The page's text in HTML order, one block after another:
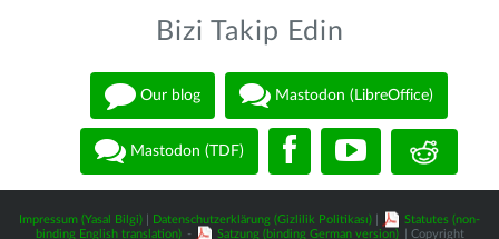
Bizi Takip Edin
Our blog Mastodon (LibreOffice)
Mastodon (TDF)
Impressum (Yasal Bilgi) Datenschutzerklärung (Gizlilik Politikası)
Statutes (non-
binding English translation) - Satzung (binding German version) | Copyright